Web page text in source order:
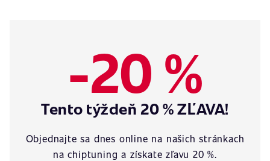
-20 %
Tento týždeň 20 % ZĽAVA!
Objednajte sa dnes online na našich stránkach
na chiptuning a získate zľavu 20 %.